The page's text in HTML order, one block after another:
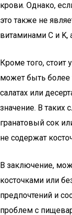
крови. Однако,
это также не
витаминами C и K,
Кроме того, стоит
может быть более
салатах или
значение. В таких
гранатовый сок
не содержат
В заключение,
косточками или
предпочтений и
проблем с